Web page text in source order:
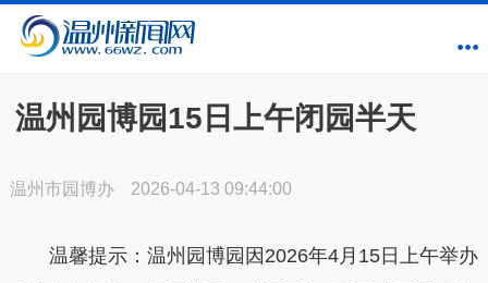
温州园博园15日上午闭园半天
温州市园博办 2026-04-13 09:44:00
温馨提示：温州园博园因2026年4月15日上午举办